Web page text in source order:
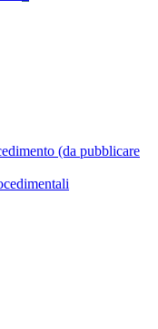
(da pubblicare